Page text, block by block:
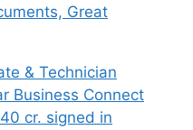
Great
& Technician
Business Connect
cr. signed in